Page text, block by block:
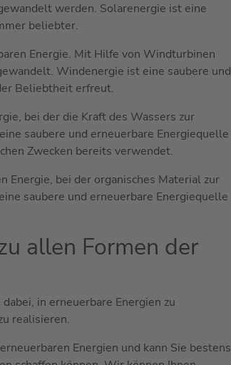
werden. Solarenergie ist eine
beliebter.
Energie. Mit Hilfe von Windturbinen
Windenergie ist eine saubere und
Beliebtheit erfreut.
bei der die Kraft des Wassers zur
saubere und erneuerbare Energiequelle
Zwecken bereits verwendet.
Energie, bei der organisches Material zur
saubere und erneuerbare Energiequelle
allen Formen der
in erneuerbare Energien zu
realisieren.
Energien und kann Sie bestens